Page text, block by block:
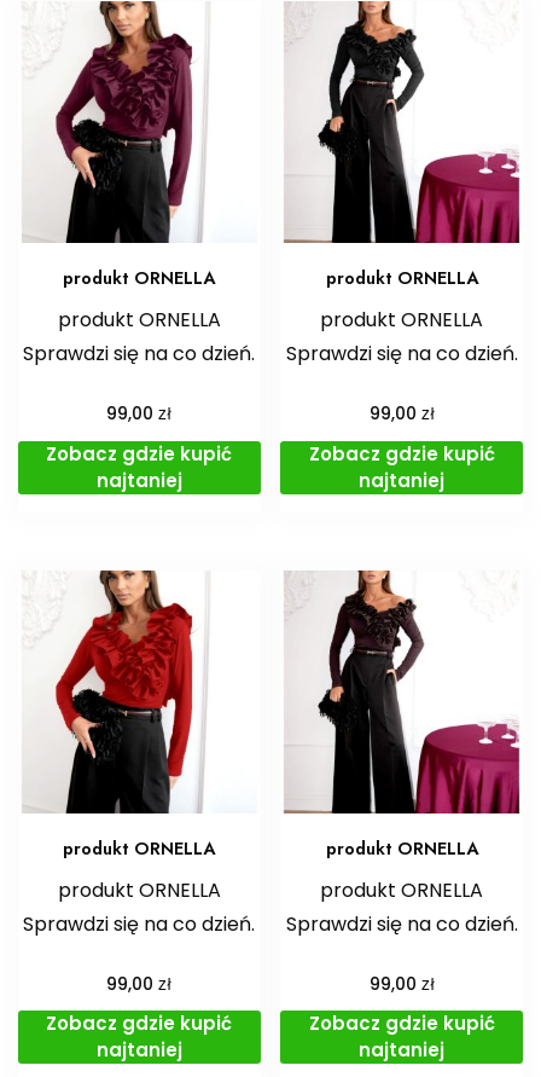
produkt ORNELLA
produkt ORNELLA
Sprawdzi się na co dzień.
99,00zł
Zobacz gdzie kupić
najtaniej
produkt ORNELLA
produkt ORNELLA
Sprawdzi się na co dzień.
99,00 zł
Zobacz gdzie kupić
najtaniej
produkt ORNELLA
produkt ORNELLA
Sprawdzi się na co dzień.
99,00zł
Zobacz gdzie kupić
najtaniej
produkt ORNELLA
produkt ORNELLA
Sprawdzi się na co dzień.
99,00 zł
Zobacz gdzie kupić
najtaniej